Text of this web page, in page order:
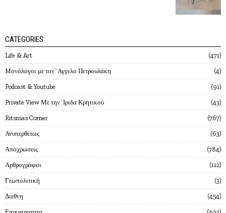
CATEGORIES
Life & Art 471
Mονόλογοι με τον`Αγγελο Πετρουλάκη 4
Podcast & Youtube 91
Private View Με την`Ιριδα Κρητικού 43
Ritsmas Corner 767
Ανυπερθετως 63
Αποχρωσεις 784
Αρθρογράφοι 112
Γεωπολιτική 3
Διεθνη 454